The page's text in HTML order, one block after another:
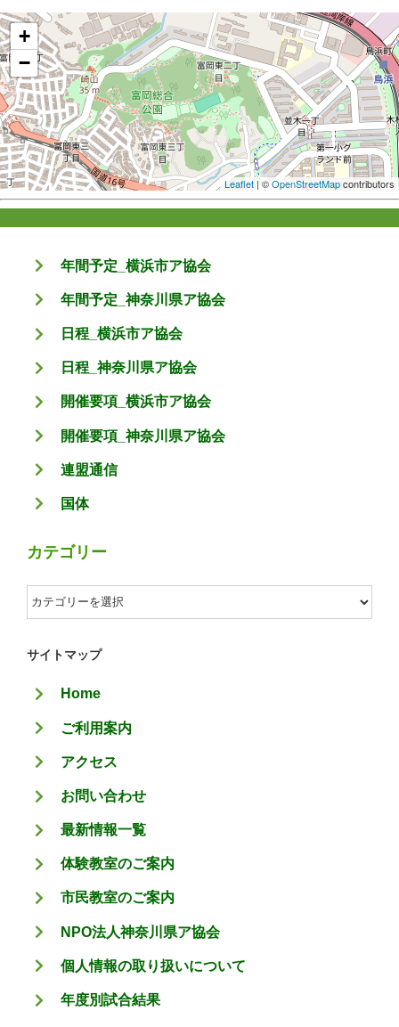
+
−
Leaflet | ©OpenStreetMapcontributors
年間予定_横浜市ア協会
年間予定_神奈川県ア協会
日程_横浜市ア協会
日程_神奈川県ア協会
開催要項_横浜市ア協会
開催要項_神奈川県ア協会
連盟通信
国体
カテゴリー
カ
テ
ゴ
ー
サイトマップ
Home
ご利用案内
アクセス
お問い合わせ
最新情報一覧
体験教室のご案内
市民教室のご案内
NPO法人神奈川県ア協会
個人情報の取り扱いについて
年度別試合結果